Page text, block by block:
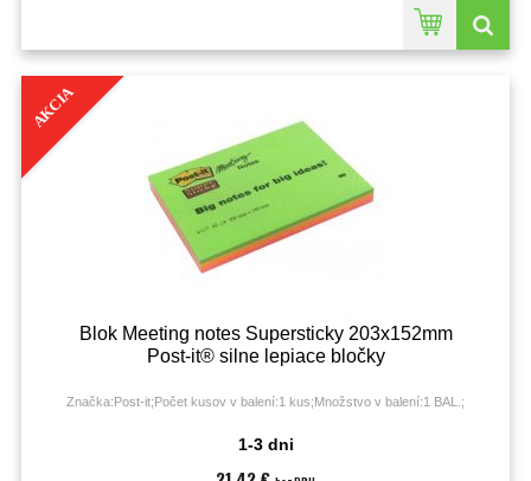
AKCIA
Blok Meeting notes Supersticky 203x152mm
Post-it® silne lepiace bločky
Značka:Post-it;Počet kusov v balení:1 kus;Množstvo v balení:1 BAL.;
1-3 dni